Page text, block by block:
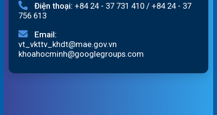
Điện thoại: +84 24 - 37 731 410 / +84 24 - 37
756 613
Email:
vt_vkttv_khdt@mae.gov.vn
khoahocminh@googlegroups.com